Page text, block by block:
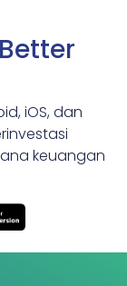
iOS, dan
keuangan